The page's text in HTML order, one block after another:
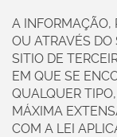
A INFORMAÇÃO,
OU ATRAVÉS DO
SITIO DE
EM QUE SE
QUALQUER
MÁXIMA
COM A LEI